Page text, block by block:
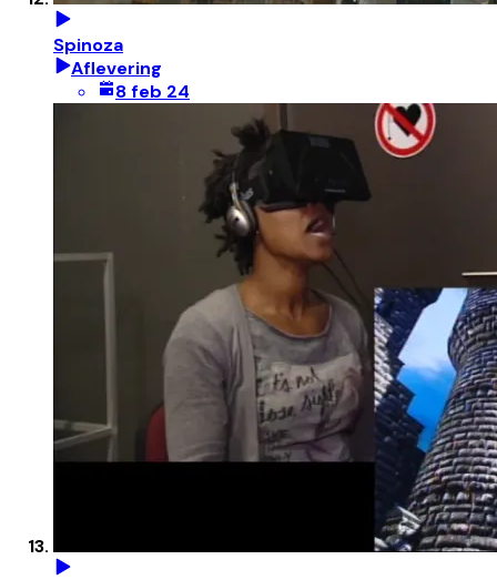
Spinoza
Aflevering
8 feb 24